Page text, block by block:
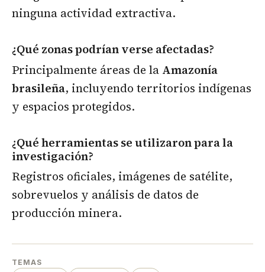
ninguna actividad extractiva.
¿Qué zonas podrían verse afectadas?
Principalmente áreas de la Amazonía
brasileña, incluyendo territorios indígenas
y espacios protegidos.
¿Qué herramientas se utilizaron para la
investigación?
Registros oficiales, imágenes de satélite,
sobrevuelos y análisis de datos de
producción minera.
TEMAS